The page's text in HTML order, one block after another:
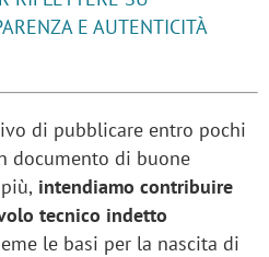
E AUTENTICITÀ
di pubblicare entro pochi
documento di buone
intendiamo contribuire
tecnico indetto
le basi per la nascita di